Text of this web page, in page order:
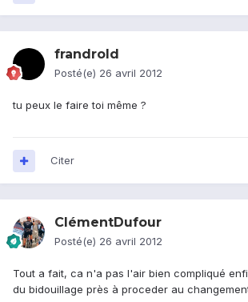
frandrold
Posté(e) 26 avril 2012
tu peux le faire toi même ?
Citer
ClémentDufour
Posté(e) 26 avril 2012
Tout a fait, ca n'a pas l'air bien compliqué
du bidouillage près à proceder au